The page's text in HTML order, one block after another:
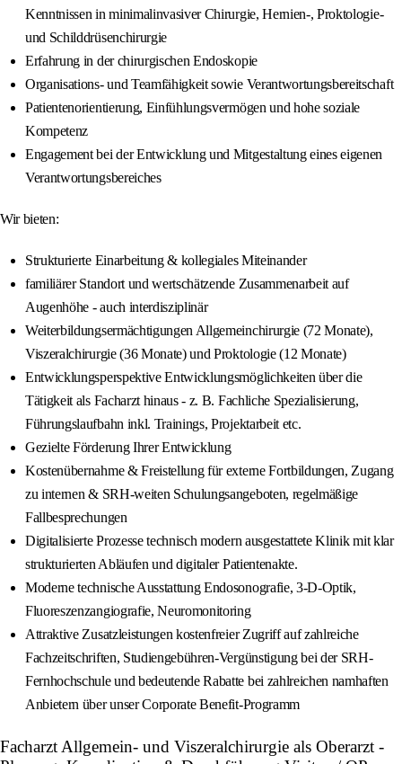
Kenntnissen in minimalinvasiver Chirurgie, Hernien-, Proktologie-
und Schilddrüsenchirurgie
Erfahrung in der chirurgischen Endoskopie
Organisations- und Teamfähigkeit sowie Verantwortungsbereitschaft
Patientenorientierung, Einfühlungsvermögen und hohe soziale
Kompetenz
Engagement bei der Entwicklung und Mitgestaltung eines eigenen
Verantwortungsbereiches
Wir bieten:
Strukturierte Einarbeitung & kollegiales Miteinander
familiärer Standort und wertschätzende Zusammenarbeit auf
Augenhöhe - auch interdisziplinär
Weiterbildungsermächtigungen Allgemeinchirurgie (72 Monate),
Viszeralchirurgie (36 Monate) und Proktologie (12 Monate)
Entwicklungsperspektive Entwicklungsmöglichkeiten über die
Tätigkeit als Facharzt hinaus - z. B. Fachliche Spezialisierung,
Führungslaufbahn inkl. Trainings, Projektarbeit etc.
Gezielte Förderung Ihrer Entwicklung
Kostenübernahme & Freistellung für externe Fortbildungen, Zugang
zu internen & SRH-weiten Schulungsangeboten, regelmäßige
Fallbesprechungen
Digitalisierte Prozesse technisch modern ausgestattete Klinik mit klar
strukturierten Abläufen und digitaler Patientenakte.
Moderne technische Ausstattung Endosonografie, 3-D-Optik,
Fluoreszenzangiografie, Neuromonitoring
Attraktive Zusatzleistungen kostenfreier Zugriff auf zahlreiche
Fachzeitschriften, Studiengebühren-Vergünstigung bei der SRH-
Fernhochschule und bedeutende Rabatte bei zahlreichen namhaften
Anbietern über unser Corporate Benefit-Programm
Facharzt Allgemein- und Viszeralchirurgie als Oberarzt -